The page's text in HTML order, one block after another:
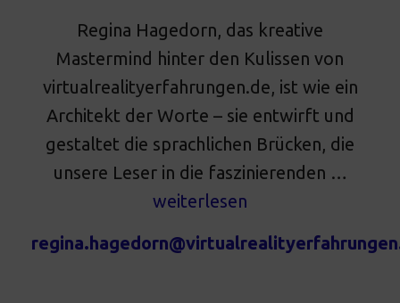
Regina Hagedorn, das kreative
Mastermind hinter den Kulissen von
virtualrealityerfahrungen.de, ist wie ein
Architekt der Worte – sie entwirft und
gestaltet die sprachlichen Brücken, die
unsere Leser in die faszinierenden …
weiterlesen